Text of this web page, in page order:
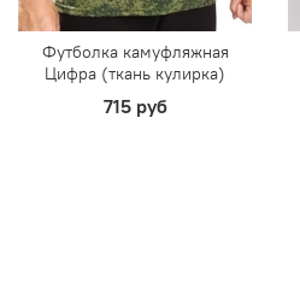
Футболка камуфляжная
Цифра (ткань кулирка)
715 руб